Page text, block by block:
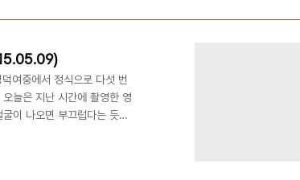
여중에서 정식으로 다섯 번
늘은 지난 시간에 촬영한 영
이 나오면 부끄럽다는 듯이
습니다. 또한 최정욱 대표님